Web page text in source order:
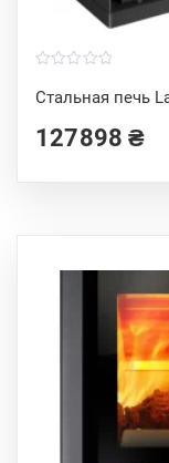
Стальная печь
o
u
o
127898₴